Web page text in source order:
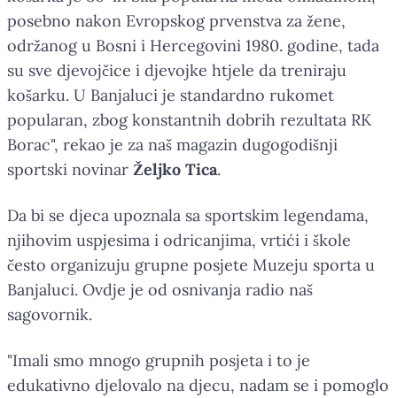
posebno nakon Evropskog prvenstva za žene,
održanog u Bosni i Hercegovini 1980. godine, tada
su sve djevojčice i djevojke htjele da treniraju
košarku. U Banjaluci je standardno rukomet
popularan, zbog konstantnih dobrih rezultata RK
Borac", rekao je za naš magazin dugogodišnji
sportski novinar Željko Tica.
Da bi se djeca upoznala sa sportskim legendama,
njihovim uspjesima i odricanjima, vrtići i škole
često organizuju grupne posjete Muzeju sporta u
Banjaluci. Ovdje je od osnivanja radio naš
sagovornik.
"Imali smo mnogo grupnih posjeta i to je
edukativno djelovalo na djecu, nadam se i pomoglo